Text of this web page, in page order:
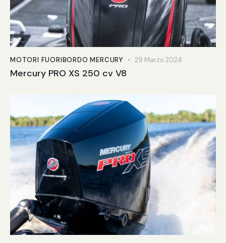
MOTORI FUORIBORDO MERCURY 29 Marzo 2024
Mercury PRO XS 250 cv V8